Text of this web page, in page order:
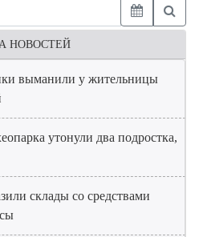
НОВОСТЕЙ
выманили у жительницы
утонули два подростка,
склады со средствами